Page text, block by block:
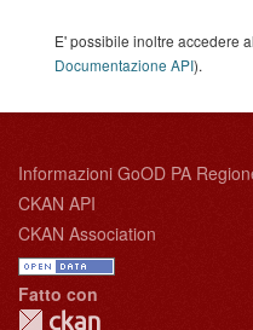
E' possibile inoltre accedere
Documentazione API).
Informazioni GoOD PA
CKAN API
CKAN Association
Fatto con